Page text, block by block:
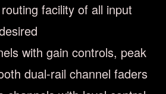
facility of all input
with gain controls, peak
dual-rail channel faders